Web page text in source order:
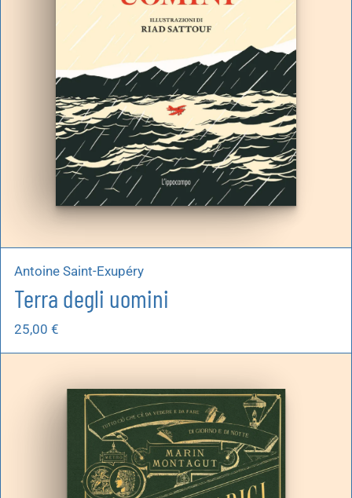
Antoine Saint-Exupéry
Terra degli uomini
25,00 €